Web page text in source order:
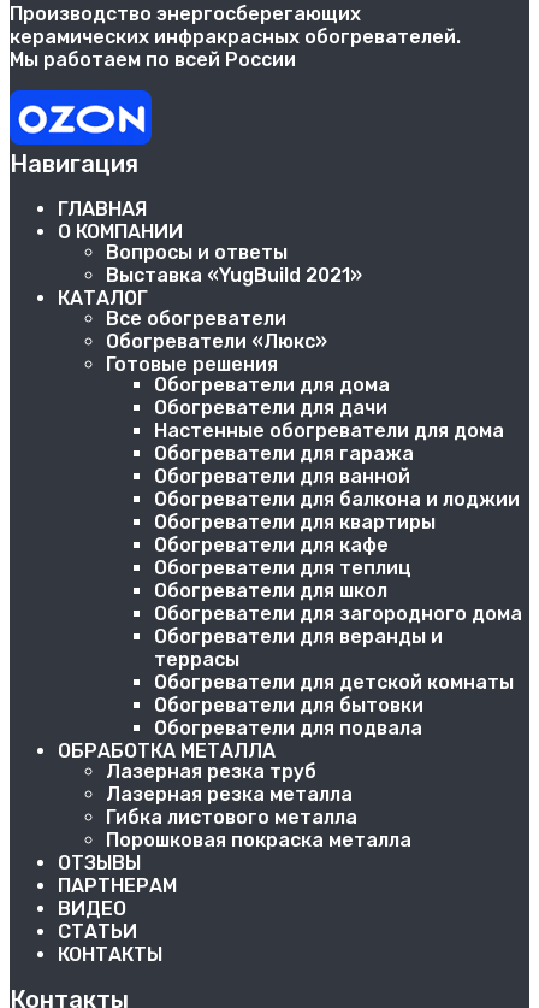
Производство энергосберегающих
керамических инфракрасных обогревателей.
Мы работаем по всей России
Навигация
ГЛАВНАЯ
О КОМПАНИИ
Вопросы и ответы
Выставка «YugBuild 2021»
КАТАЛОГ
Все обогреватели
Обогреватели «Люкс»
Готовые решения
Обогреватели для дома
Обогреватели для дачи
Настенные обогреватели для дома
Обогреватели для гаража
Обогреватели для ванной
Обогреватели для балкона и лоджии
Обогреватели для квартиры
Обогреватели для кафе
Обогреватели для теплиц
Обогреватели для школ
Обогреватели для загородного дома
Обогреватели для веранды и
террасы
Обогреватели для детской комнаты
Обогреватели для бытовки
Обогреватели для подвала
ОБРАБОТКА МЕТАЛЛА
Лазерная резка труб
Лазерная резка металла
Гибка листового металла
Порошковая покраска металла
ОТЗЫВЫ
ПАРТНЕРАМ
ВИДЕО
СТАТЬИ
КОНТАКТЫ
Контакты